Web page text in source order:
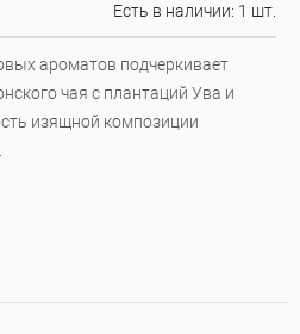
Есть в наличии: 1 шт.
ароматов подчеркивает
чая с плантаций Ува и
изящной композиции